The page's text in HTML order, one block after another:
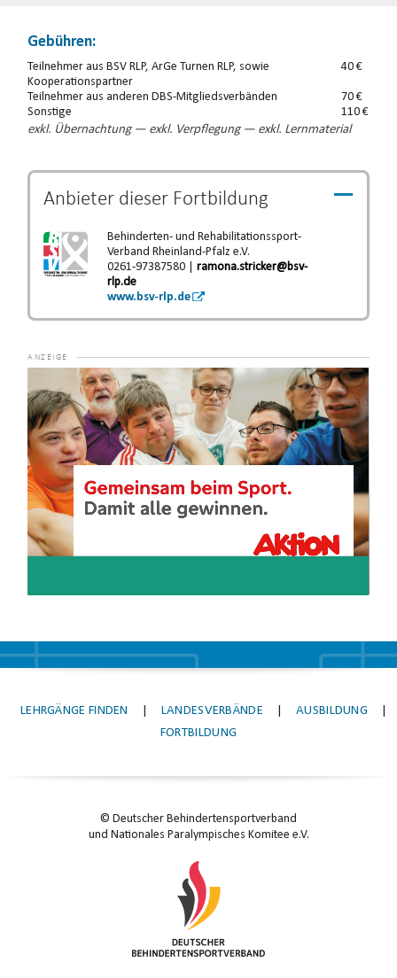
Gebühren:
Teilnehmer aus BSV RLP, ArGe Turnen RLP, sowie
Kooperationspartner
40 €
Teilnehmer aus anderen DBS-Mitgliedsverbänden
70 €
Sonstige
110 €
exkl. Übernachtung — exkl. Verpflegung — exkl. Lernmaterial
Anbieter dieser Fortbildung
Behinderten- und Rehabilitationssport-
Verband Rheinland-Pfalz e.V.
0261-97387580 | ramona.stricker@bsv-
rlp.de
www.bsv-rlp.de
Player
LEHRGÄNGE FINDEN LANDESVERBÄNDE AUSBILDUNG
FORTBILDUNG
© Deutscher Behindertensportverband
und Nationales Paralympisches Komitee e.V.